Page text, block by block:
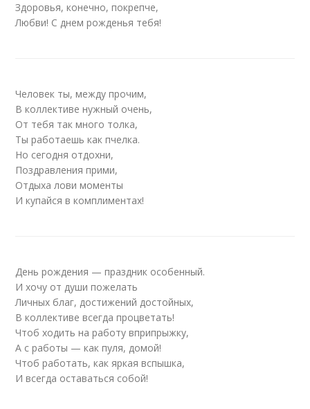
Здоровья, конечно, покрепче,
Любви! С днем рожденья тебя!
Человек ты, между прочим,
В коллективе нужный очень,
От тебя так много толка,
Ты работаешь как пчелка.
Но сегодня отдохни,
Поздравления прими,
Отдыха лови моменты
И купайся в комплиментах!
День рождения — праздник особенный.
И хочу от души пожелать
Личных благ, достижений достойных,
В коллективе всегда процветать!
Чтоб ходить на работу вприпрыжку,
А с работы — как пуля, домой!
Чтоб работать, как яркая вспышка,
И всегда оставаться собой!